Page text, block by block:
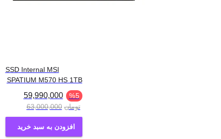
SSD Internal MSI
SPATIUM M570 HS 1TB
59,990,000 %5
63,000,000 تومان
افزودن به سبد خرید